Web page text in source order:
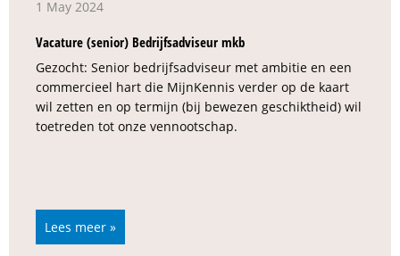
1 May 2024
Vacature (senior) Bedrijfsadviseur mkb
Gezocht: Senior bedrijfsadviseur met ambitie en een
commercieel hart die MijnKennis verder op de kaart
wil zetten en op termijn (bij bewezen geschiktheid) wil
toetreden tot onze vennootschap.
Lees meer »